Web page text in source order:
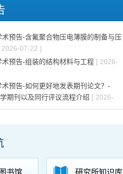
州化学物理研究所2025年诚邀青年英
外优青项目
多相催化与选择氧化组招聘启事[2023-
吴立朋人才团队招聘启事[2023-03-16]
术预告-含氟聚合物压电薄膜的制备与压
2026-07-22 ]
术预告-组装的结构材料与工程 [ 2026-
术预告-如何更好地发表期刊论文？-
期刊以及同行评议流程介绍 [ 2026-
日-学术预告-第三届中欧摩擦学会议
术预告-矿物材料与生命健康[ 2026-06-